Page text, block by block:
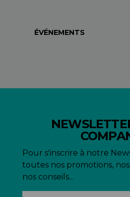
ÉVÉNEMENTS
Pour s'inscrire à notre
toutes nos promotions,
nos conseils...